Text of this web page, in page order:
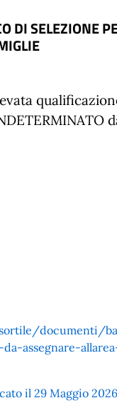
DI SELEZIONE
documenti/
assegnare-
il 29 Maggio 2026